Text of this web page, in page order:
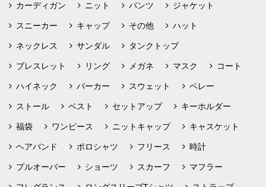
カーディガン ニット パンツ ジャケット
スニーカー キャップ その他 ハット
ネックレス サンダル タンクトップ
ブレスレット リング メガネ マスク コート
ハイネック パーカー スウェット ベレー
ストール ベスト セットアップ キーホルダー
福袋 ワンピース ニットキャップ キャスケット
ヘアバンド ポロシャツ フリース 時計
プルオーバー ショーツ スカーフ マフラー